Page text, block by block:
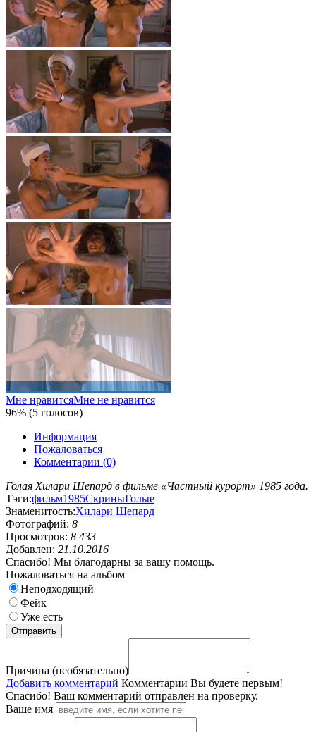
Мне нравитсяМне не нравится
96% (5 голосов)
Информация
Пожаловаться
Комментарии (0)
Голая Хилари Шепард в фильме «Частный курорт» 1985 года.
Тэги:фильм1985СкриныГолые
Знаменитость:Хилари Шепард
Фотографий: 8
Просмотров: 8 433
Добавлен: 21.10.2016
Спасибо! Мы благодарны за вашу помощь.
Пожаловаться на альбом
Неподходящий
Фейк
Уже есть
Причина (необязательно)
Добавить комментарий Комментарии Вы будете первым!
Спасибо! Ваш комментарий отправлен на проверку.
Ваше имя